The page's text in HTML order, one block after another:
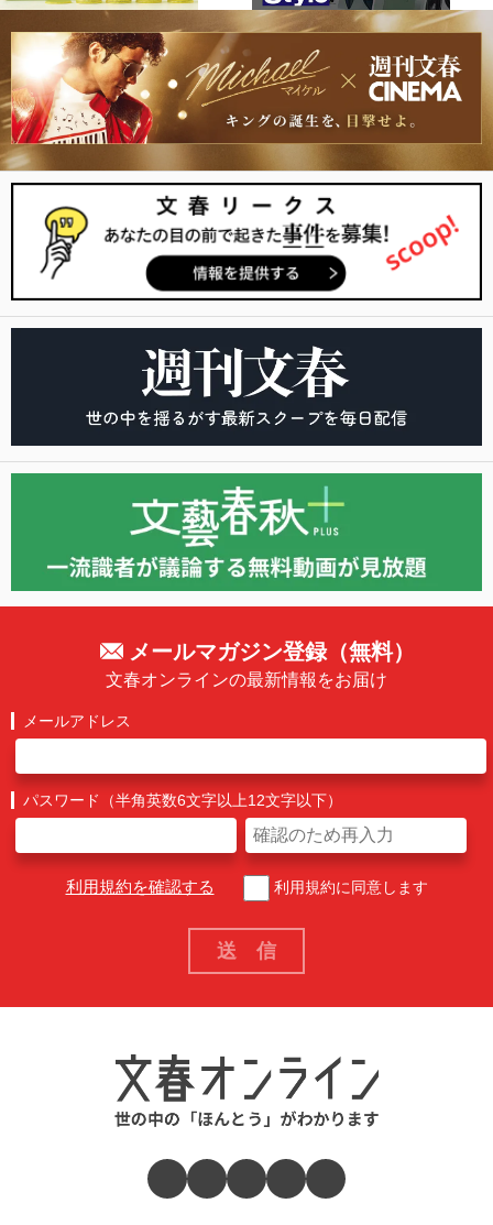
メールマガジン登録（無料）
文春オンラインの最新情報をお届け
メールアドレス
パスワード（半角英数6文字以上12文字以下）
利用規約を確認する 利用規約に同意します